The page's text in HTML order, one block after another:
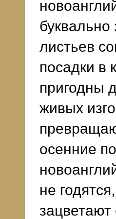
буквально
листьев
посадки в
пригодны
живых
осенние
не